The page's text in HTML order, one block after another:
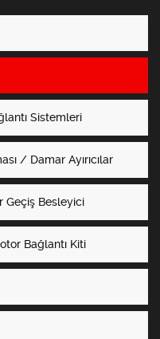
Sistemleri
/ Damar Ayırıcılar
Geçiş Besleyici
Bağlantı Kiti